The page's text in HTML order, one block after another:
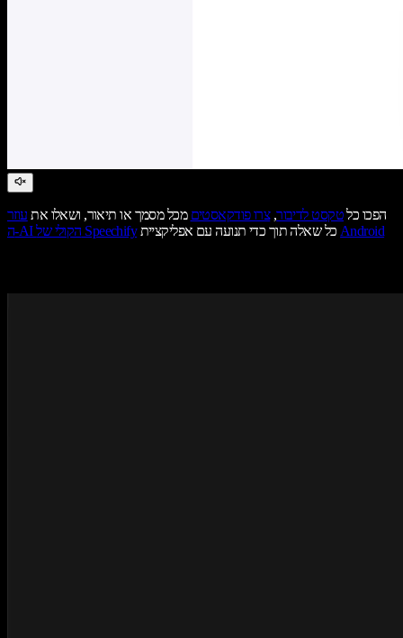
הפכו כלטקסט לדיבור,צרו פודקאסטים מכל מסמך או תיאור, ושאלו את עוזר
ה-AI הקולי של Speechify
כל שאלה תוך כדי תנועה עם אפליקצייתAndroid